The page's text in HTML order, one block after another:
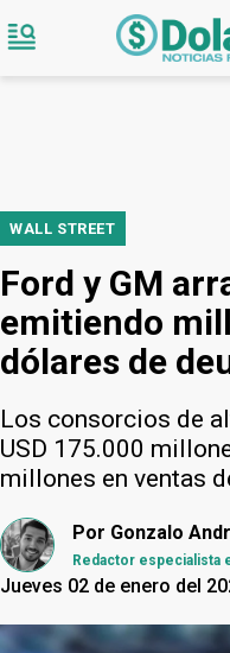
WALL STREET
Ford y GM
emitiendo
dólares de
Los consorcios de
USD 175.000
millones en ventas
Por Gonzalo
Redactor especialista
Jueves 02 de enero del